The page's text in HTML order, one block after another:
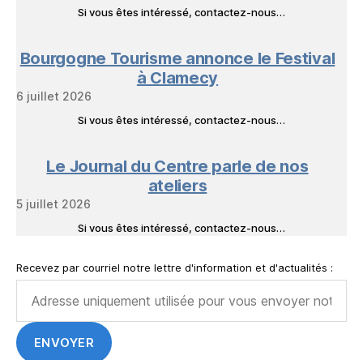
Si vous êtes intéressé, contactez-nous…
Bourgogne Tourisme annonce le Festival
à Clamecy
6 juillet 2026
Si vous êtes intéressé, contactez-nous…
Le Journal du Centre parle de nos
ateliers
5 juillet 2026
Si vous êtes intéressé, contactez-nous…
Recevez par courriel notre lettre d'information et d'actualités :